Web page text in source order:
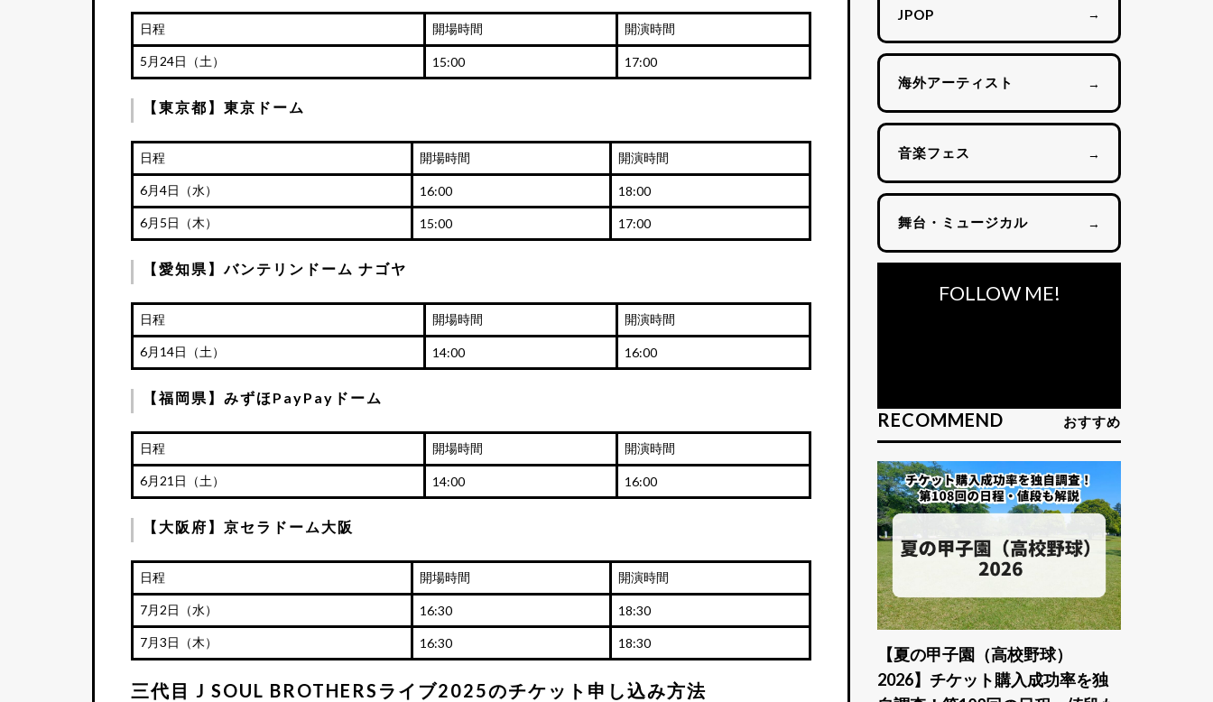
日程 開場時間 開演時間
5月24日（土） 15:00 17:00
【東京都】東京ドーム
日程 開場時間 開演時間
6月4日（水） 16:00 18:00
6月5日（木） 15:00 17:00
【愛知県】バンテリンドーム ナゴヤ
日程 開場時間 開演時間
6月14日（土） 14:00 16:00
【福岡県】みずほPayPayドーム
日程 開場時間 開演時間
6月21日（土） 14:00 16:00
【大阪府】京セラドーム大阪
日程 開場時間 開演時間
7月2日（水） 16:30 18:30
7月3日（木） 16:30 18:30
三代目 J SOUL BROTHERSライブ2025のチケット申し込み方法
JPOP →
海外アーティスト →
音楽フェス →
舞台・ミュージカル →
FOLLOW ME!
RECOMMEND おすすめ
【夏の甲子園（高校野球）
2026】チケット購入成功率を独